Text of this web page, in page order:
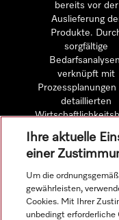
bereits vor der
Auslieferung
Produkte.
sorgfältige
verknüpft mit
Prozessplanungen
detaillierten
Ihre aktuelle
einer
Um die
gewährleisten,
Cookies. Mit Ihrer
unbedingt erforderliche